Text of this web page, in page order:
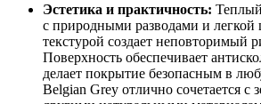
Эстетика и практичность:
с природными разводами и легкой
текстурой создает неповторимый
Поверхность обеспечивает
делает покрытие безопасным в
Belgian Grey отлично сочетается с